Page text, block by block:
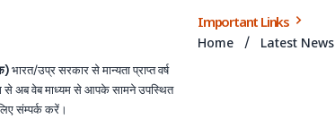
भारत/उप्र सरकार से मान्यता प्राप्त वर्ष
अब वेब माध्यम से आपके सामने उपस्थित
संम्पर्क करें।
Important Links
Home Latest News